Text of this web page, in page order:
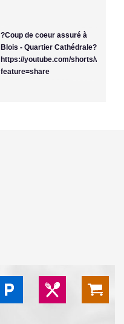
?Coup de coeur assuré à
Blois - Quartier Cathédrale?
https://youtube.com/shorts/
feature=share